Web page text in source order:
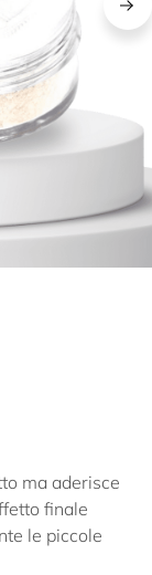
ma aderisce
finale
le piccole